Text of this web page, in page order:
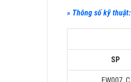
» Thông số kỹ thuật:
SP